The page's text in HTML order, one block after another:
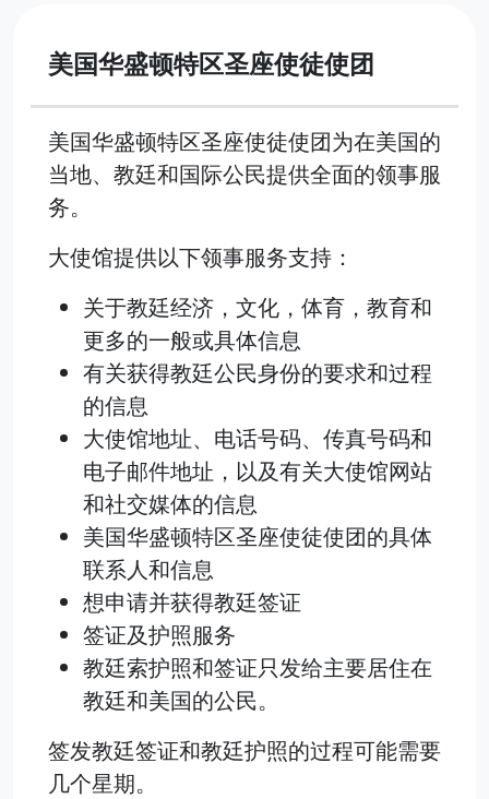
美国华盛顿特区圣座使徒使团
美国华盛顿特区圣座使徒使团为在美国的
当地、教廷和国际公民提供全面的领事服
务。
大使馆提供以下领事服务支持：
关于教廷经济，文化，体育，教育和
更多的一般或具体信息
有关获得教廷公民身份的要求和过程
的信息
大使馆地址、电话号码、传真号码和
电子邮件地址，以及有关大使馆网站
和社交媒体的信息
美国华盛顿特区圣座使徒使团的具体
联系人和信息
想申请并获得教廷签证
签证及护照服务
教廷索护照和签证只发给主要居住在
教廷和美国的公民。
签发教廷签证和教廷护照的过程可能需要
几个星期。